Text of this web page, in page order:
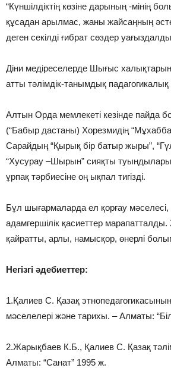
“Күншiлдiктiң көзiне дарының -мiнiң
құсадан арылмас, жаны жайсаңның
деген секiлдi ғибрат сөздер
Дiни медiреселерде Шығыс
атты тәлiмдiк-танымдық падагогикалық
Алтын Орда мемлекетi кезiнде пайда
(“Бабыр дастаны) Хорезмидiң
Сарайдың “Қырық бiр батыр жыры”,
“Хусурау –Шырын” сияқты туындылары
ұрпақ тәрбиесiне оң ықпал тигiздi.
Бұл шығармаларда ел қорғау
адамгершiлiк қасиеттер
қайратты, арлы, намысқор, өнерлi
Негізгі әдебиеттер:
1.Қалиев С. Қазақ
мәселелерi және тарихы. – Алматы:
2.Жарықбаев К.Б., Қалиев С. Қазақ
Алматы: “Санат” 1995 ж.